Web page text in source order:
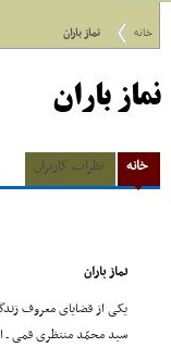
خانه نماز باران
نماز باران
خانه نظرات کاربران
نماز باران
یکی از قضایای معروف
سید محمّد منتظری قمی ـ